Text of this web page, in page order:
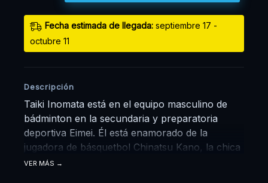
Fecha estimada de llegada: septiembre 17 -
octubre 11
Descripción
Taiki Inomata está en el equipo masculino de
bádminton en la secundaria y preparatoria
deportiva Eimei. Él está enamorado de la
jugadora de básquetbol Chinatsu Kano, la chica
mayor con la que entrena todas las mañanas en
VER MÁS